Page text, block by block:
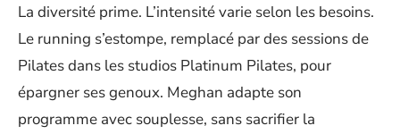
La diversité prime. L’intensité varie selon les besoins.
Le running s’estompe, remplacé par des sessions de
Pilates dans les studios Platinum Pilates, pour
épargner ses genoux. Meghan adapte son
programme avec souplesse, sans sacrifier la